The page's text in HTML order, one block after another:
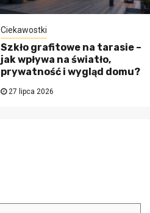
Ciekawostki
Szkło grafitowe na tarasie –
jak wpływa na światło,
prywatność i wygląd domu?
27 lipca 2026